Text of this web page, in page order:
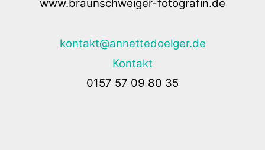
Kontakt
0157 57 09 80 35